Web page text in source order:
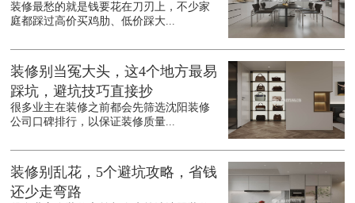
装修最愁的就是钱要花在刀刃上，不少家
庭都踩过高价买鸡肋、低价踩大...
装修别当冤大头，这4个地方最易
踩坑，避坑技巧直接抄
很多业主在装修之前都会先筛选沈阳装修
公司口碑排行，以保证装修质量...
装修别乱花，5个避坑攻略，省钱
还少走弯路